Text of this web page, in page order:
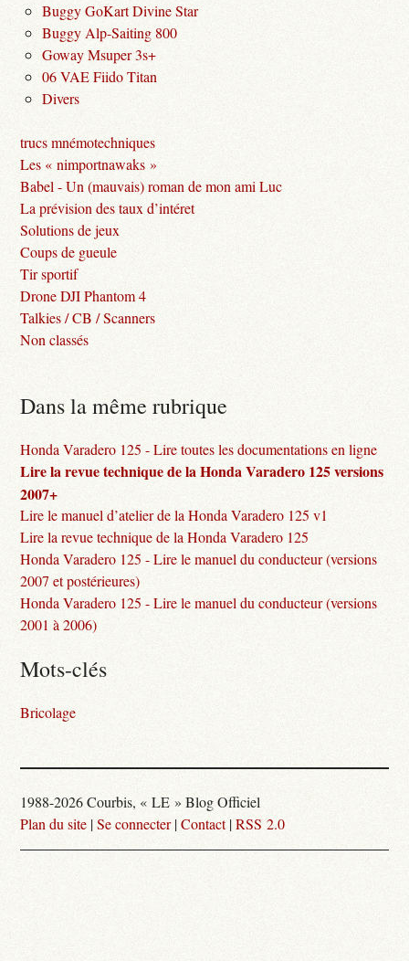
Buggy GoKart Divine Star
Buggy Alp-Saiting 800
Goway Msuper 3s+
06 VAE Fiido Titan
Divers
trucs mnémotechniques
Les « nimportnawaks »
Babel - Un (mauvais) roman de mon ami Luc
La prévision des taux d’intéret
Solutions de jeux
Coups de gueule
Tir sportif
Drone DJI Phantom 4
Talkies / CB / Scanners
Non classés
Dans la même rubrique
Honda Varadero 125 - Lire toutes les documentations en ligne
Lire la revue technique de la Honda Varadero 125 versions
2007+
Lire le manuel d’atelier de la Honda Varadero 125 v1
Lire la revue technique de la Honda Varadero 125
Honda Varadero 125 - Lire le manuel du conducteur (versions
2007 et postérieures)
Honda Varadero 125 - Lire le manuel du conducteur (versions
2001 à 2006)
Mots-clés
Bricolage
1988-2026 Courbis, « LE » Blog Officiel
Plan du site |Se connecter|Contact|RSS 2.0